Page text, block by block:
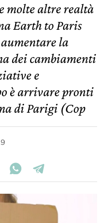
molte altre realtà
Earth to Paris
la
dei cambiamenti
e
è arrivare pronti
di Parigi (Cop